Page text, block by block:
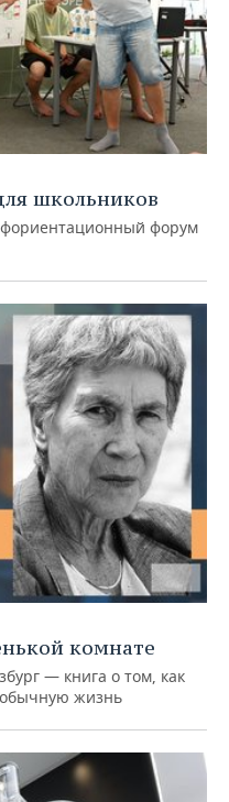
школьников
форум
комнате
— книга о том, как
жизнь